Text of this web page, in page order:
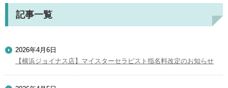
記事一覧
2026年4月6日
【横浜ジョイナス店】マイスターセラピスト指名料改定のお知らせ